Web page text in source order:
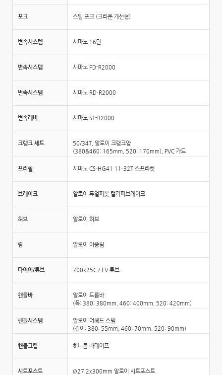
포크 스틸 포크 (크라운 개선형)
변속시스템 시마노 16단
변속시스템 시마노 FD-R2000
변속시스템 시마노 RD-R2000
변속레버 시마노 ST-R2000
크랭크 세트
50/34T, 알로이 크랭크암
(380&460: 165mm, 520: 170mm), PVC 가드
프리휠 시마노 CS-HG41 11-32T 스프라켓
브레이크 알로이 듀얼피봇 캘리퍼브레이크
허브 알로이 허브
림 알로이 이중림
타이어/튜브 700x25C / FV 튜브
핸들바
알로이 드롭바
(폭: 380: 380mm, 460: 400mm, 520: 420mm)
핸들시스템
알로이 어헤드 스템
(길이: 380: 55mm, 460: 70mm, 520: 90mm)
핸들그립 허니콤 바테이프
시트포스트 Ø27.2x300mm 알로이 시트포스트